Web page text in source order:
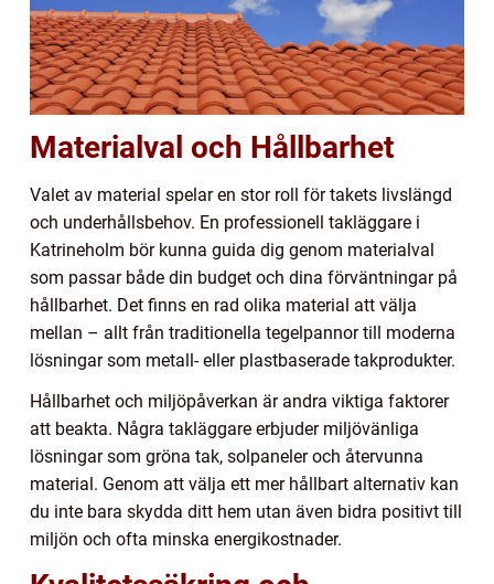
Materialval och Hållbarhet
Valet av material spelar en stor roll för takets livslängd
och underhållsbehov. En professionell takläggare i
Katrineholm bör kunna guida dig genom materialval
som passar både din budget och dina förväntningar på
hållbarhet. Det finns en rad olika material att välja
mellan – allt från traditionella tegelpannor till moderna
lösningar som metall- eller plastbaserade takprodukter.
Hållbarhet och miljöpåverkan är andra viktiga faktorer
att beakta. Några takläggare erbjuder miljövänliga
lösningar som gröna tak, solpaneler och återvunna
material. Genom att välja ett mer hållbart alternativ kan
du inte bara skydda ditt hem utan även bidra positivt till
miljön och ofta minska energikostnader.